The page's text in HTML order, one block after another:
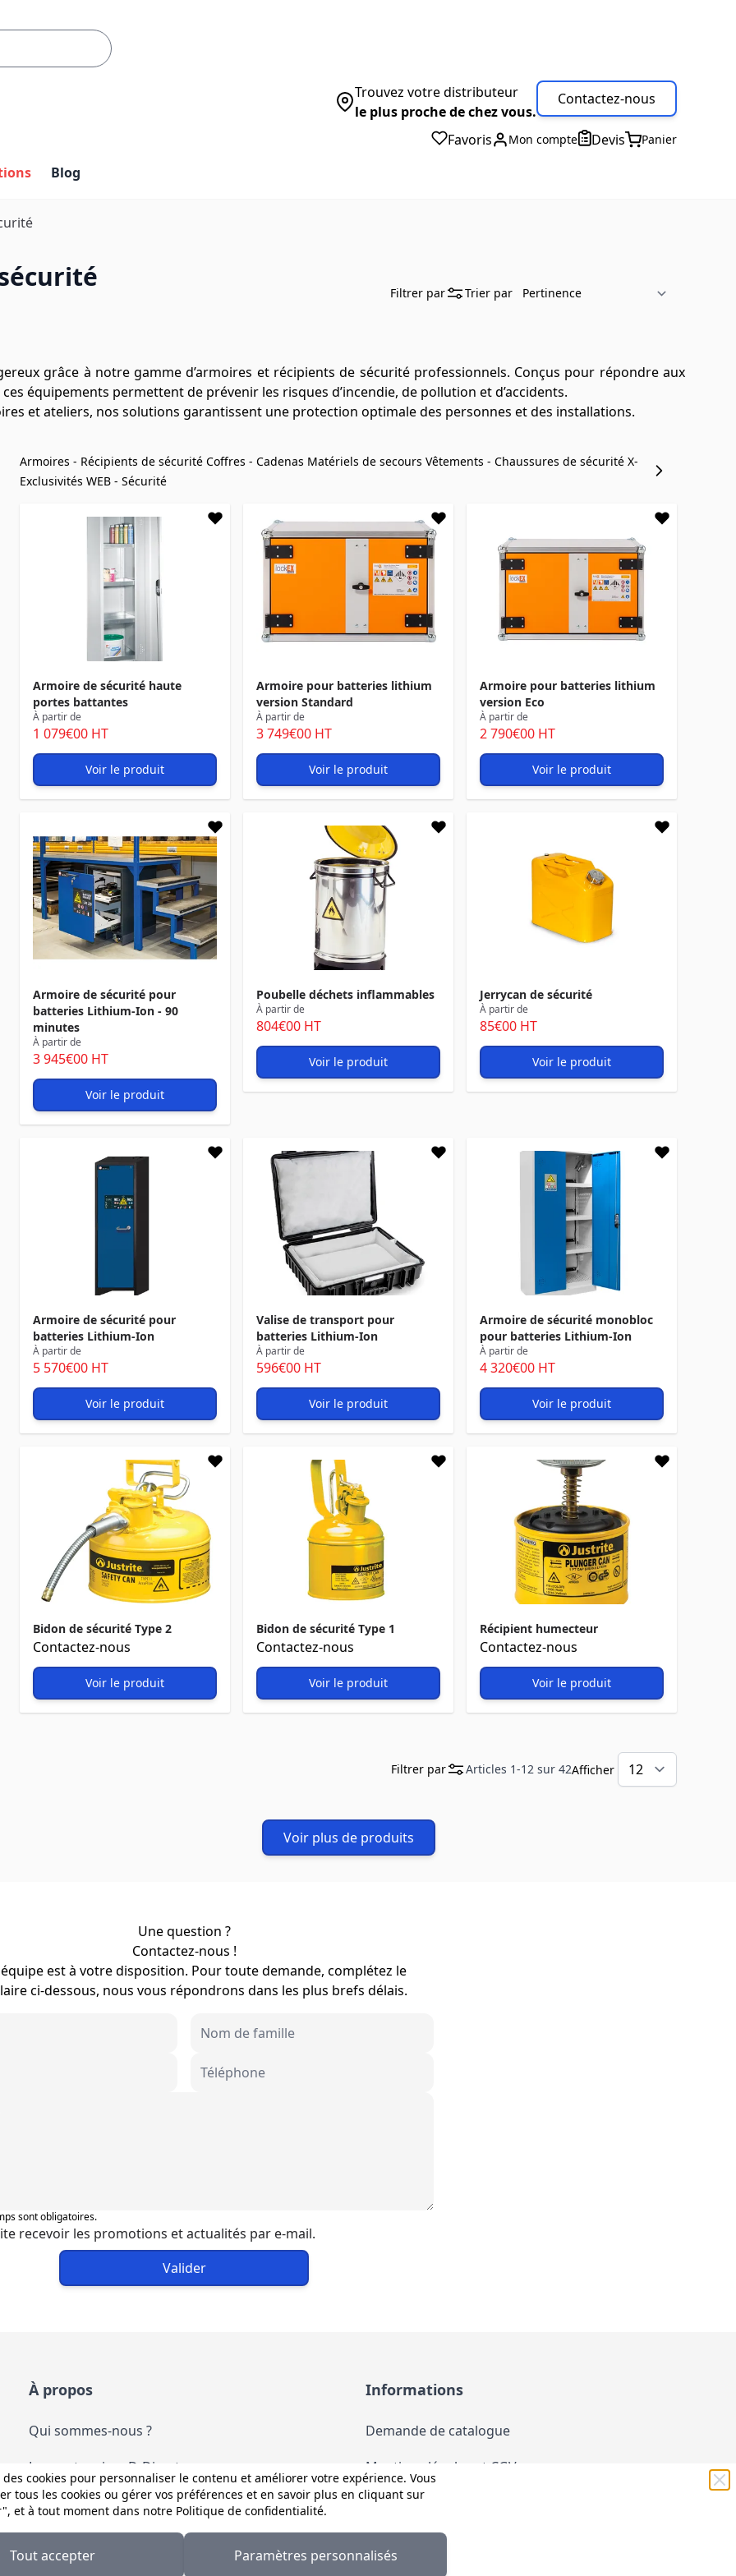
cookies pour personnaliser le contenu et améliorer votre expérience. Vous
tous les cookies ou gérer vos préférences et en savoir plus en cliquant sur
et à tout moment dans notre Politique de confidentialité.
Tout accepter Paramètres personnalisés
Trouvez votre distributeur
le plus proche de chez vous.
Contactez-nous
Favoris Mon compte Devis Panier
Blog
Trier par
Filtrer par
grâce à notre gamme d’armoires et récipients de sécurité professionnels. Conçus pour répondre aux
équipements permettent de prévenir les risques d’incendie, de pollution et d’accidents.
et ateliers, nos solutions garantissent une protection optimale des personnes et des installations.
Armoires - Récipients de sécurité Coffres - Cadenas Matériels de secours Vêtements - Chaussures de sécurité X-
Exclusivités WEB - Sécurité
Armoire de sécurité haute
portes battantes
À partir de
1 079€00 HT
Voir le produit
Armoire pour batteries lithium
version Standard
À partir de
3 749€00 HT
Voir le produit
Armoire pour batteries lithium
version Eco
À partir de
2 790€00 HT
Voir le produit
Armoire de sécurité pour
batteries Lithium-Ion - 90
minutes
À partir de
3 945€00 HT
Voir le produit
Poubelle déchets inflammables
À partir de
804€00 HT
Voir le produit
Jerrycan de sécurité
À partir de
85€00 HT
Voir le produit
Armoire de sécurité pour
batteries Lithium-Ion
À partir de
5 570€00 HT
Voir le produit
Valise de transport pour
batteries Lithium-Ion
À partir de
596€00 HT
Voir le produit
Armoire de sécurité monobloc
pour batteries Lithium-Ion
À partir de
4 320€00 HT
Voir le produit
Bidon de sécurité Type 2
Contactez-nous
Voir le produit
Bidon de sécurité Type 1
Contactez-nous
Voir le produit
Récipient humecteur
Contactez-nous
Voir le produit
Articles 1-12 sur 42Afficher
Filtrer par
Voir plus de produits
Une question ?
Contactez-nous !
est à votre disposition. Pour toute demande, complétez le
ci-dessous, nous vous répondrons dans les plus brefs délais.
sont obligatoires.
recevoir les promotions et actualités par e-mail.
Valider
À propos
Qui sommes-nous ?
Les partenaires D-Direct
Les services D-Direct
Informations
Demande de catalogue
Mentions légales et CGV
Conditions générales d'utilisation (CGU)
Politique de confidentialité